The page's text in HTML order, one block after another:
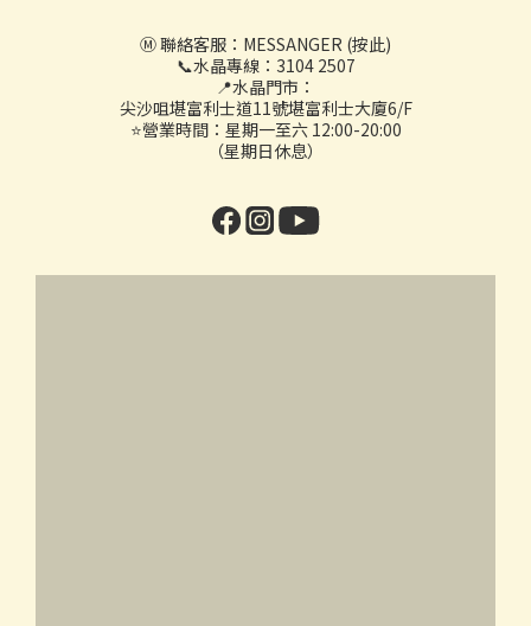
Ⓜ️ 聯絡客服： MESSANGER (按此)
📞水晶專線：3104 2507
📍水晶門市：
尖沙咀堪富利士道11號堪富利士大廈6/F
⭐營業時間：星期一至六 12:00-20:00
（星期日休息）